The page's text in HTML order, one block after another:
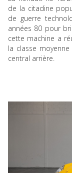
de la citadine
de guerre
années 80 pour
cette machine a
la classe
central arrière.